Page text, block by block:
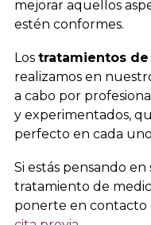
mejorar aquellos
estén conformes.
Los tratamientos
realizamos en
a cabo por
y experimentados,
perfecto en cada
Si estás pensando
tratamiento de
ponerte en contacto